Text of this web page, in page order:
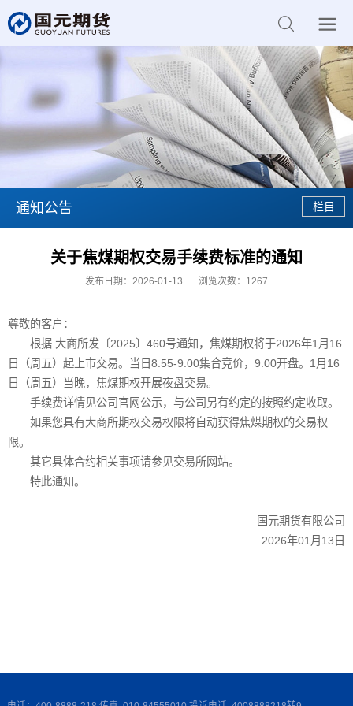
通知公告
关于焦煤期权交易手续费标准的通知
发布日期：2026-01-13 浏览次数： 1267
尊敬的客户：
根据 大商所发〔2025〕460号通知，焦煤期权将于2026年1月16
日（周五）起上市交易。当日8:55-9:00集合竞价，9:00开盘。1月16
日（周五）当晚，焦煤期权开展夜盘交易。
手续费详情见公司官网公示，与公司另有约定的按照约定收取。
如果您具有大商所期权交易权限将自动获得焦煤期权的交易权
限。
其它具体合约相关事项请参见交易所网站。
特此通知。
国元期货有限公司
2026年01月13日